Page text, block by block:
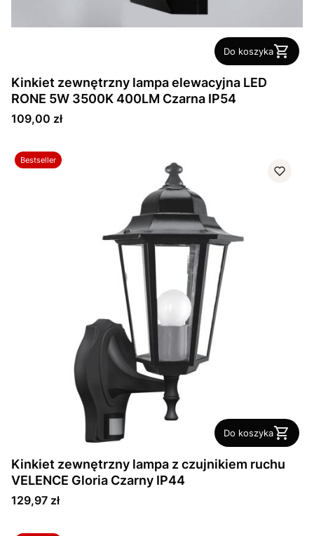
Do koszyka
Kinkiet zewnętrzny lampa elewacyjna LED
RONE 5W 3500K 400LM Czarna IP54
Cena
109,00 zł
Bestseller
Do koszyka
Kinkiet zewnętrzny lampa z czujnikiem ruchu
VELENCE Gloria Czarny IP44
Cena
129,97 zł